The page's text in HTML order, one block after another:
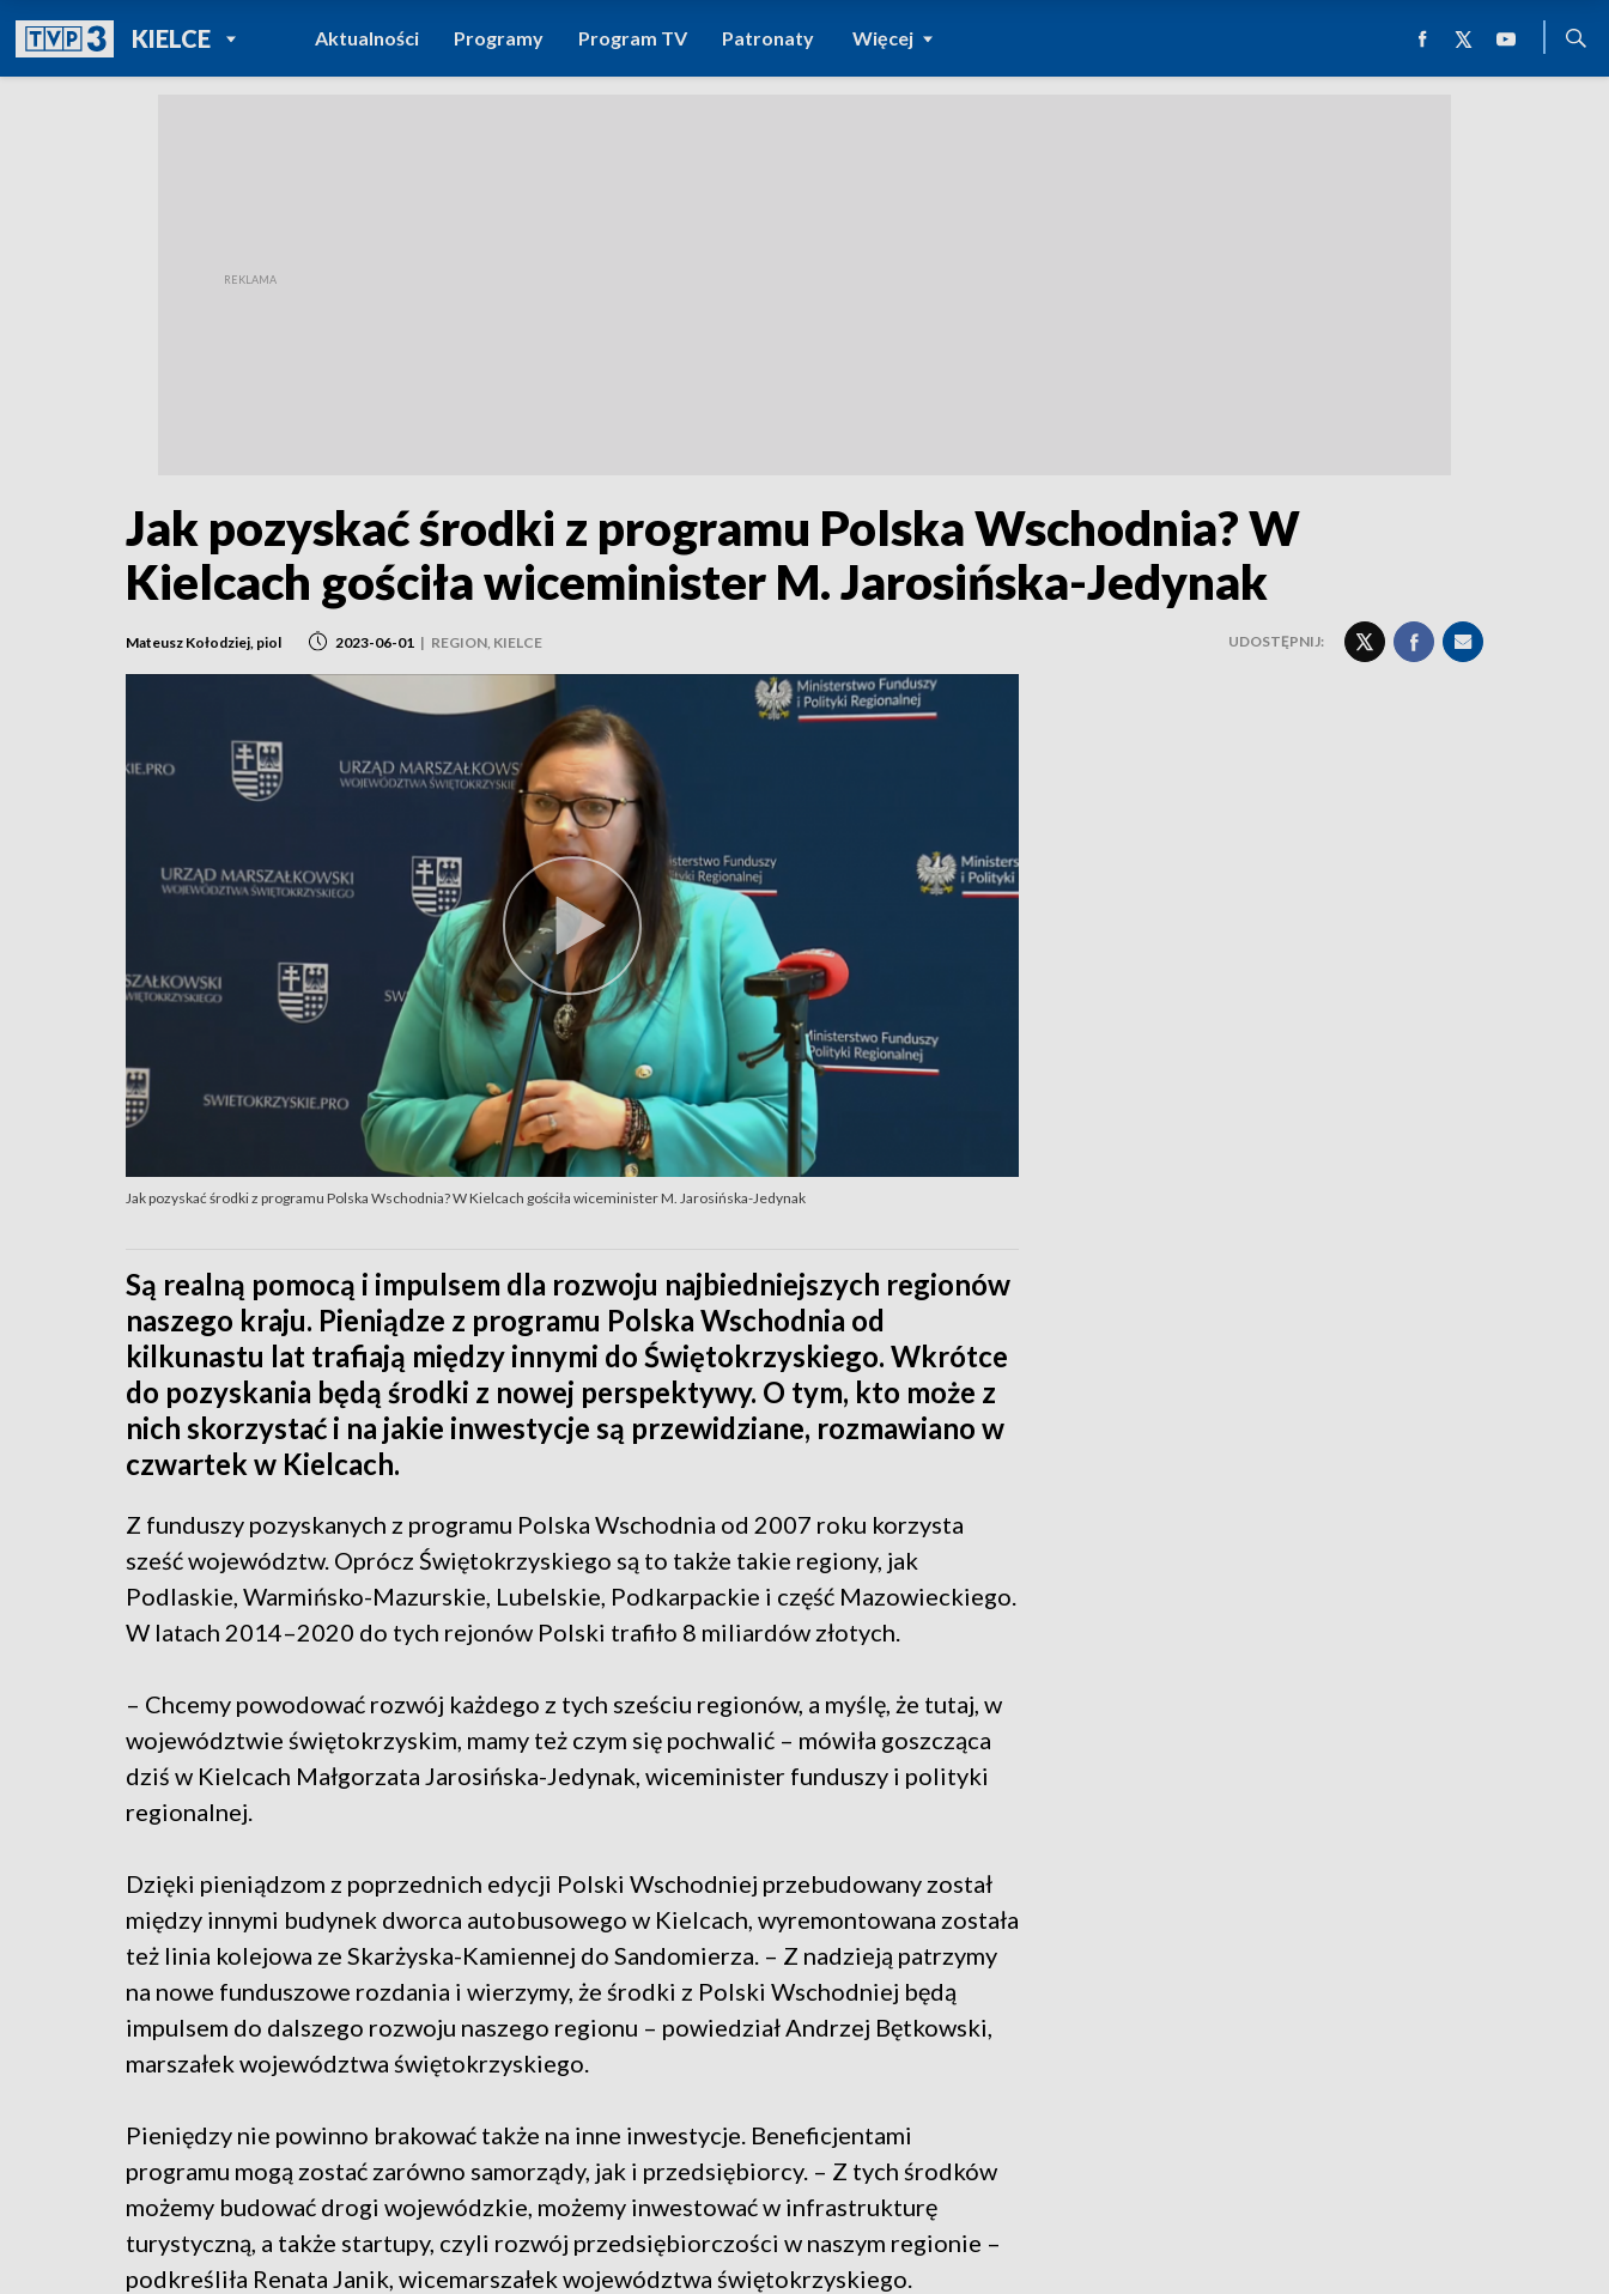
KIELCEPOWRÓT DO
TVP REGIONY
Aktualności Programy Program TV Patronaty Więcej
Jak pozyskać środki z programu Polska Wschodnia? W
Kielcach gościła wiceminister M. Jarosińska-Jedynak
Mateusz Kołodziej, piol 2023-06-01 | REGION, KIELCE UDOSTĘPNIJ:
Jak pozyskać środki z programu Polska Wschodnia? W Kielcach gościła wiceminister M. Jarosińska-Jedynak
Są realną pomocą i impulsem dla rozwoju najbiedniejszych regionów
naszego kraju. Pieniądze z programu Polska Wschodnia od
kilkunastu lat trafiają między innymi do Świętokrzyskiego. Wkrótce
do pozyskania będą środki z nowej perspektywy. O tym, kto może z
nich skorzystać i na jakie inwestycje są przewidziane, rozmawiano w
czwartek w Kielcach.
Z funduszy pozyskanych z programu Polska Wschodnia od 2007 roku korzysta
sześć województw. Oprócz Świętokrzyskiego są to także takie regiony, jak
Podlaskie, Warmińsko-Mazurskie, Lubelskie, Podkarpackie i część Mazowieckiego.
W latach 2014–2020 do tych rejonów Polski trafiło 8 miliardów złotych.
– Chcemy powodować rozwój każdego z tych sześciu regionów, a myślę, że tutaj, w
województwie świętokrzyskim, mamy też czym się pochwalić – mówiła goszcząca
dziś w Kielcach Małgorzata Jarosińska-Jedynak, wiceminister funduszy i polityki
regionalnej.
Dzięki pieniądzom z poprzednich edycji Polski Wschodniej przebudowany został
między innymi budynek dworca autobusowego w Kielcach, wyremontowana została
też linia kolejowa ze Skarżyska-Kamiennej do Sandomierza. – Z nadzieją patrzymy
na nowe funduszowe rozdania i wierzymy, że środki z Polski Wschodniej będą
impulsem do dalszego rozwoju naszego regionu – powiedział Andrzej Bętkowski,
marszałek województwa świętokrzyskiego.
Pieniędzy nie powinno brakować także na inne inwestycje. Beneficjentami
programu mogą zostać zarówno samorządy, jak i przedsiębiorcy. – Z tych środków
możemy budować drogi wojewódzkie, możemy inwestować w infrastrukturę
turystyczną, a także startupy, czyli rozwój przedsiębiorczości w naszym regionie –
podkreśliła Renata Janik, wicemarszałek województwa świętokrzyskiego.